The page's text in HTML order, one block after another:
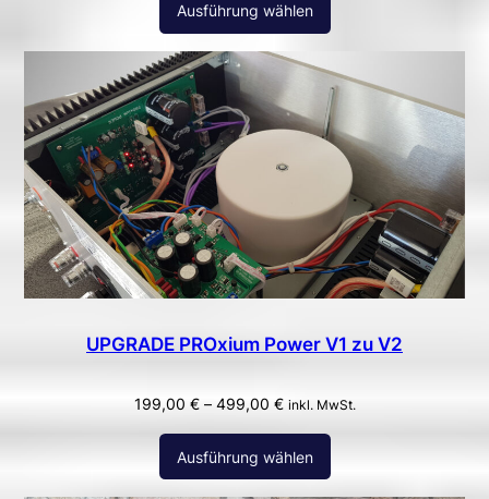
Ausführung wählen
UPGRADE PROxium Power V1 zu V2
199,00 €– 499,00 € inkl. MwSt.
Ausführung wählen